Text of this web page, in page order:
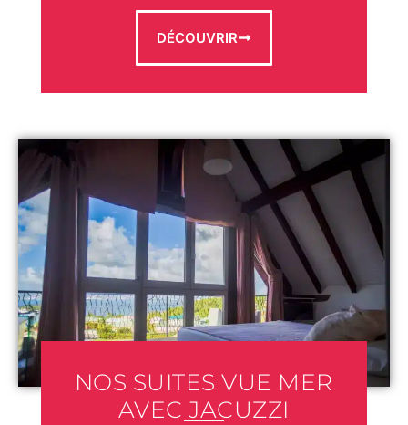
DÉCOUVRIR
NOS SUITES VUE MER
AVEC JACUZZI